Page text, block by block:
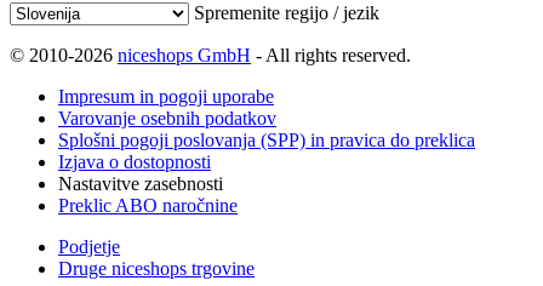
Spremenite regijo / jezik
© 2010-2026 niceshops GmbH - All rights reserved.
Impresum in pogoji uporabe
Varovanje osebnih podatkov
Splošni pogoji poslovanja (SPP) in pravica do preklica
Izjava o dostopnosti
Nastavitve zasebnosti
Preklic ABO naročnine
Podjetje
Druge niceshops trgovine